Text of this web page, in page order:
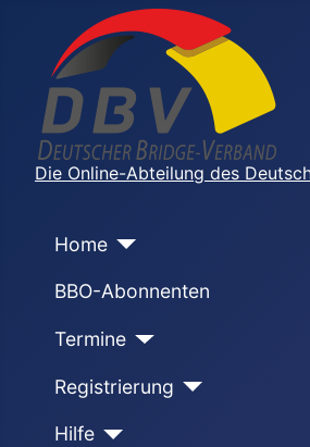
Die Online-Abteilung des
Home
BBO-Abonnenten
Termine
Registrierung
Hilfe